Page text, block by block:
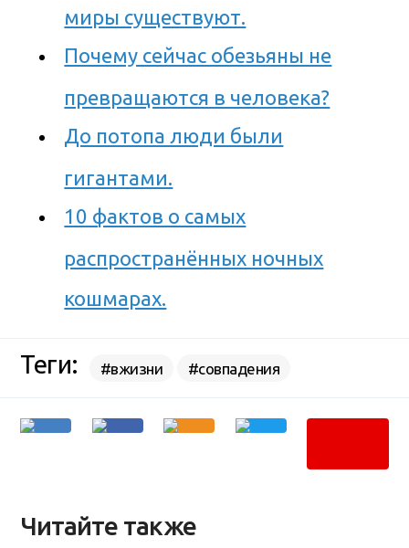
миры существуют.
Почему сейчас обезьяны не
превращаются в человека?
До потопа люди были
гигантами.
10 фактов о самых
распространённых ночных
кошмарах.
Теги: #вжизни #совпадения
Читайте также